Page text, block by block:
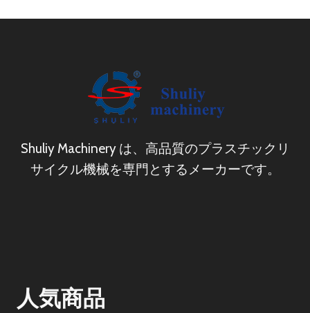
Shuliy Machinery は、高品質のプラスチックリ
サイクル機械を専門とするメーカーです。
人気商品